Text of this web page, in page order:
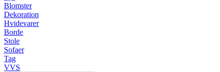
Blomster
Dekoration
Hvidevarer
Borde
Stole
Sofaer
Tag
VVS